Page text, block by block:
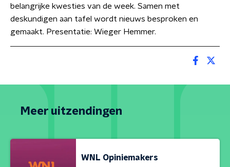
belangrijke kwesties van de week. Samen met
deskundigen aan tafel wordt nieuws besproken en
gemaakt. Presentatie: Wieger Hemmer.
Meer uitzendingen
WNL Opiniemakers